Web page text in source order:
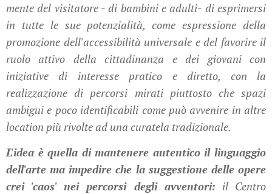
mente del visitatore - di bambini e adulti- di esprimersi
in tutte le sue potenzialità, come espressione della
promozione dell'accessibilità universale e del favorire il
ruolo attivo della cittadinanza e dei giovani con
iniziative di interesse pratico e diretto, con la
realizzazione di percorsi mirati piuttosto che spazi
ambigui e poco identificabili come può avvenire in altre
location più rivolte ad una curatela tradizionale.
L'idea è quella di mantenere autentico il linguaggio
dell'arte ma impedire che la suggestione delle opere
crei 'caos' nei percorsi degli avventori: il Centro